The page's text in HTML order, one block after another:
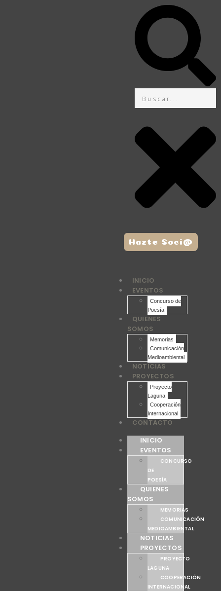
INICIO
EVENTOS
Concurso de
Poesía
QUIENES
SOMOS
Memorias
Comunicación
Medioambiental
NOTICIAS
PROYECTOS
Proyecto
Laguna
Cooperación
Internacional
CONTACTO
INICIO
EVENTOS
CONCURSO
DE
POESÍA
QUIENES
SOMOS
MEMORIAS
COMUNICACIÓN
MEDIOAMBIENTAL
NOTICIAS
PROYECTOS
PROYECTO
LAGUNA
COOPERACIÓN
INTERNACIONAL
Hazte Soci@